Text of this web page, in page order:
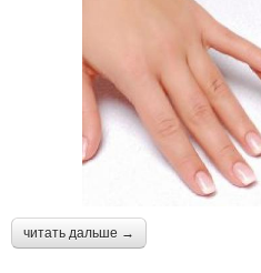
читать дальше →